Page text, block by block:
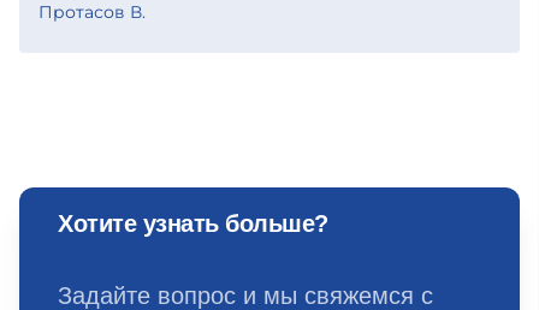
Протасов В.
Хотите узнать больше?
Задайте вопрос и мы свяжемся с